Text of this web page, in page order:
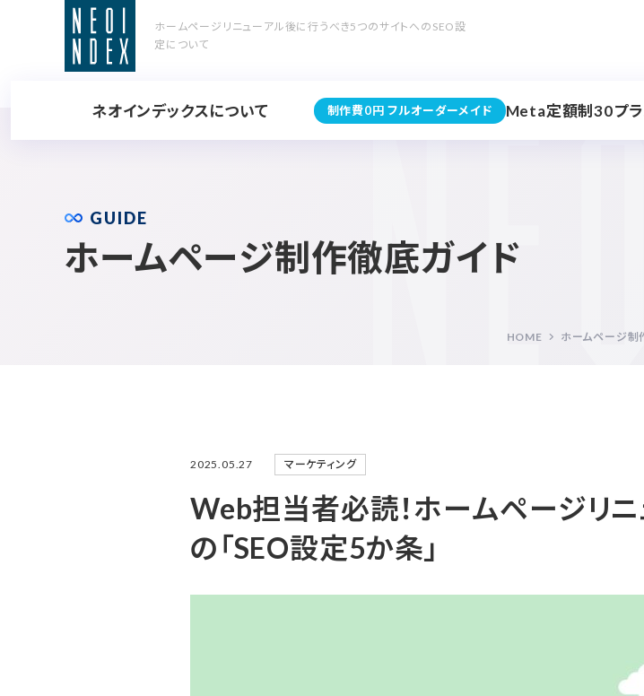
ネオインデックスについて 制作費0円 フルオーダーメイド Meta定額制30プラ
ホームページリニューアル後に行うべき5つのサイトへのSEO設
定について
GUIDE
ホームページ制作徹底ガイド
HOME ホームページ制
2025.05.27 マーケティング
Web担当者必読！ホームページリ
の「SEO設定5か条」